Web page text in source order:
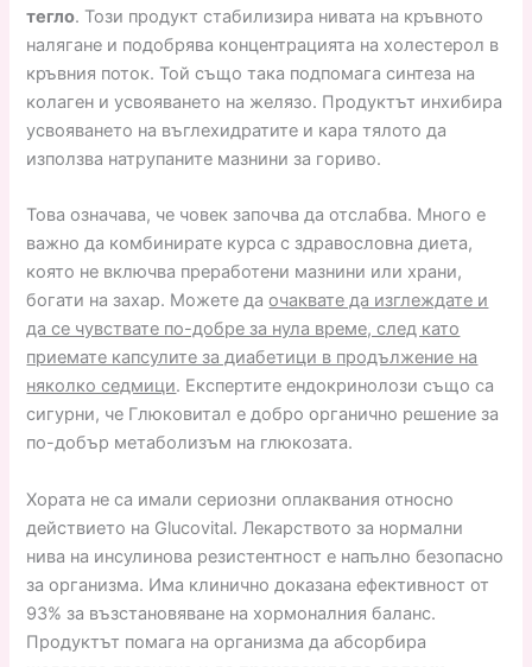
тегло. Този продукт стабилизира нивата на кръвното
налягане и подобрява концентрацията на холестерол в
кръвния поток. Той също така подпомага синтеза на
колаген и усвояването на желязо. Продуктът инхибира
усвояването на въглехидратите и кара тялото да
използва натрупаните мазнини за гориво.
Това означава, че човек започва да отслабва. Много е
важно да комбинирате курса с здравословна диета,
която не включва преработени мазнини или храни,
богати на захар. Можете даочаквате да изглеждате и
да се чувствате по-добре за нула време, след като
приемате капсулите за диабетици в продължение на
няколко седмици. Експертите ендокринолози също са
сигурни, че Глюковитал е добро органично решение за
по-добър метаболизъм на глюкозата.
Хората не са имали сериозни оплаквания относно
действието на Glucovital. Лекарството за нормални
нива на инсулинова резистентност е напълно безопасно
за организма. Има клинично доказана ефективност от
93% за възстановяване на хормоналния баланс.
Продуктът помага на организма да абсорбира